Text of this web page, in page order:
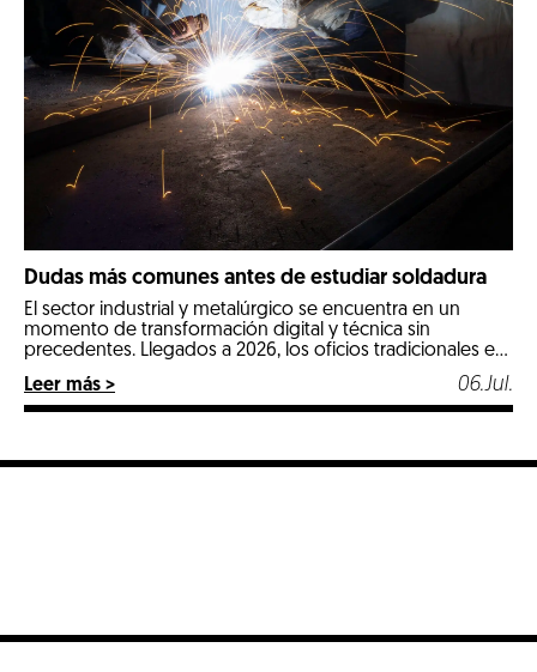
Dudas más comunes antes de estudiar soldadura
El sector industrial y metalúrgico se encuentra en un
momento de transformación digital y técnica sin
precedentes. Llegados a 2026, los oficios tradicionales e
industriales especializados se posicionan como las
opciones más estables, seguras y mejor remuneradas del
mercado laboral. Entre todos ellos, la soldadura destaca
Leer más > 06.Jul.